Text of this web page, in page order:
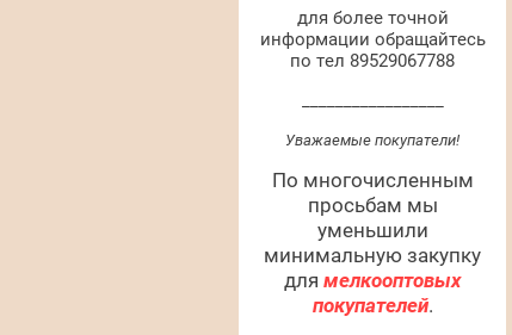
для более точной
информации обращайтесь
по тел 89529067788
Уважаемые покупатели!
По многочисленным
просьбам мы
уменьшили
минимальную закупку
для мелкооптовых
покупателей.